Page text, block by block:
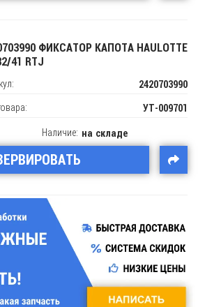
ФИКСАТОР КАПОТА HAULOTTE
41 RTJ
2420703990
УТ-009701
Наличие: на складе